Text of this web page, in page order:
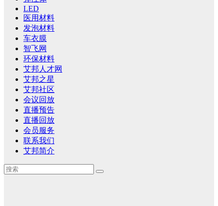
LED
医用材料
发泡材料
车衣膜
智飞网
环保材料
艾邦人才网
艾邦之星
艾邦社区
会议回放
直播预告
直播回放
会员服务
联系我们
艾邦简介